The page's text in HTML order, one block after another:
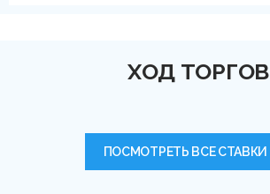
ХОД ТОРГОВ
ПОСМОТРЕТЬ ВСЕ СТАВКИ